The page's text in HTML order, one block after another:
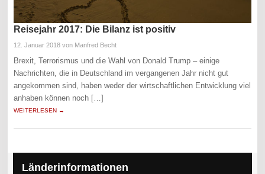
Reisejahr 2017: Die Bilanz ist positiv
12. Januar 2018 von Manfred Becht
Brexit, Terrorismus und die Wahl von Donald Trump – einige
Nachrichten, die in Deutschland im vergangenen Jahr nicht gut
angekommen sind, haben weder der wirtschaftlichen Entwicklung viel
anhaben können noch […]
WEITERLESEN →
Länderinformationen